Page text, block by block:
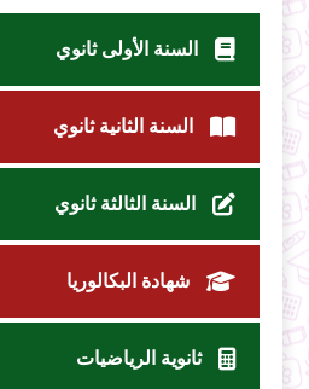
السنة الأولى ثانوي
السنة الثانية ثانوي
السنة الثالثة ثانوي
شهادة البكالوريا
ثانوية الرياضيات